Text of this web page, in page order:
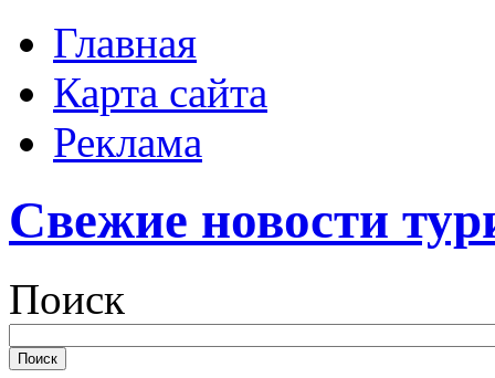
Главная
Карта сайта
Реклама
Свежие новости
Поиск